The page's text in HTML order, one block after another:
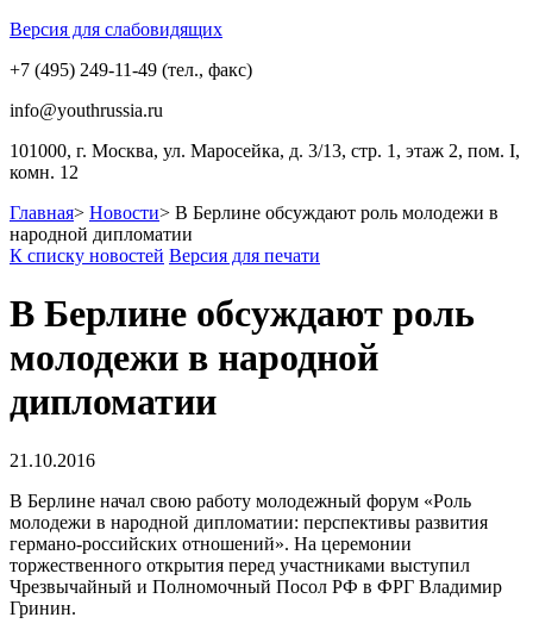
Версия для слабовидящих
+7 (495) 249-11-49 (тел., факс)
info@youthrussia.ru
101000, г. Москва, ул. Маросейка, д. 3/13, стр. 1, этаж 2, пом. I,
комн. 12
Главная> Новости> В Берлине обсуждают роль молодежи в
народной дипломатии
К списку новостей Версия для печати
В Берлине обсуждают роль
молодежи в народной
дипломатии
21.10.2016
В Берлине начал свою работу молодежный форум «Роль
молодежи в народной дипломатии: перспективы развития
германо-российских отношений». На церемонии
торжественного открытия перед участниками выступил
Чрезвычайный и Полномочный Посол РФ в ФРГ Владимир
Гринин.